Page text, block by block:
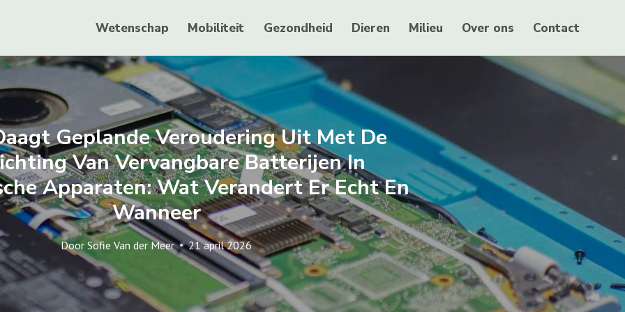
Wetenschap Mobiliteit Gezondheid Dieren Milieu Over ons Contact
Geplande Veroudering Uit Met De
Van Vervangbare Batterijen In
Apparaten: Wat Verandert Er Echt En
Wanneer
Door Sofie Van der Meer 21 april 2026